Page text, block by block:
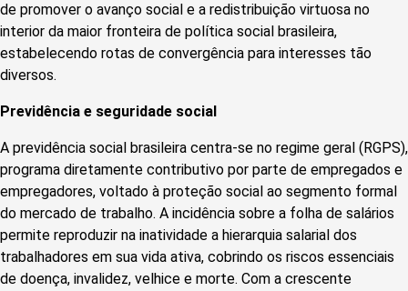
de promover o avanço social e a redistribuição virtuosa no
interior da maior fronteira de política social brasileira,
estabelecendo rotas de convergência para interesses tão
diversos.
Previdência e seguridade social
A previdência social brasileira centra-se no regime geral (RGPS),
programa diretamente contributivo por parte de empregados e
empregadores, voltado à proteção social ao segmento formal
do mercado de trabalho. A incidência sobre a folha de salários
permite reproduzir na inatividade a hierarquia salarial dos
trabalhadores em sua vida ativa, cobrindo os riscos essenciais
de doença, invalidez, velhice e morte. Com a crescente